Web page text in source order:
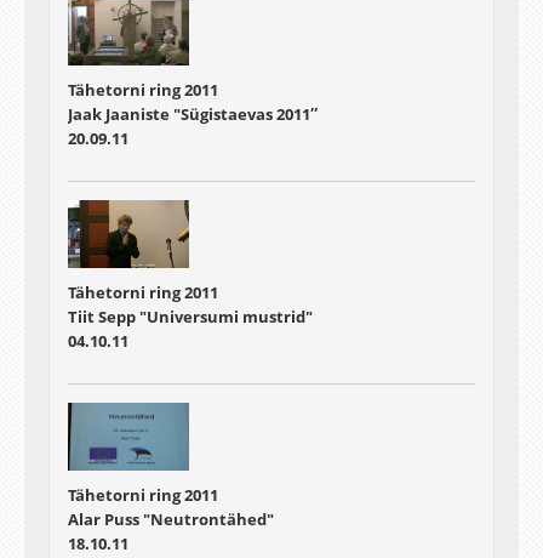
Tähetorni ring 2011
Jaak Jaaniste "Sügistaevas 2011″
20.09.11
Tähetorni ring 2011
Tiit Sepp "Universumi mustrid"
04.10.11
Tähetorni ring 2011
Alar Puss "Neutrontähed"
18.10.11